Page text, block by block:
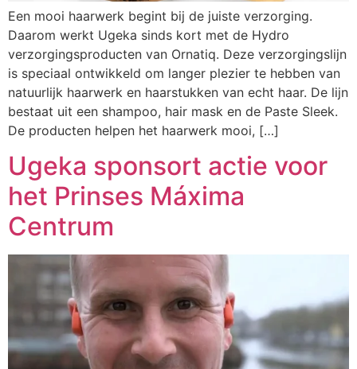
Een mooi haarwerk begint bij de juiste verzorging.
Daarom werkt Ugeka sinds kort met de Hydro
verzorgingsproducten van Ornatiq. Deze verzorgingslijn
is speciaal ontwikkeld om langer plezier te hebben van
natuurlijk haarwerk en haarstukken van echt haar. De lijn
bestaat uit een shampoo, hair mask en de Paste Sleek.
De producten helpen het haarwerk mooi, […]
Ugeka sponsort actie voor
het Prinses Máxima
Centrum